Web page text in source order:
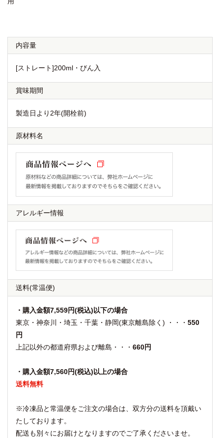
内容量
[ストレート]200ml・びん入
賞味期間
製造日より2年(開栓前)
原材料名
アレルギー情報
送料(常温便)
・購入金額7,559円(税込)以下の場合
東京・神奈川・埼玉・千葉・静岡(東京離島除く) ・・・ 550
円
上記以外の都道府県および離島・・・ 660円
・購入金額7,560円(税込)以上の場合
送料無料
※冷凍品と常温便をご注文の場合は、双方分の送料を頂戴い
たしております。
配送も別々にお届けとなりますのでご了承くださいませ。